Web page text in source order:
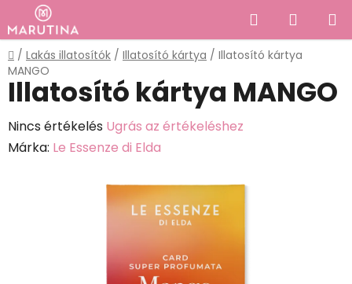
Ugrás
fő
tartalomhoz
KeresésKOSÁR
Kezdőlap
/ Lakás illatosítók / Illatosító kártya / Illatosító kártya
MANGO
Illatosító kártya MANGO
A
termék
Nincs értékelés Ugrás az értékeléshez
Márka: Le Essenze di Elda